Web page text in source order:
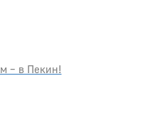
– в Пекин!